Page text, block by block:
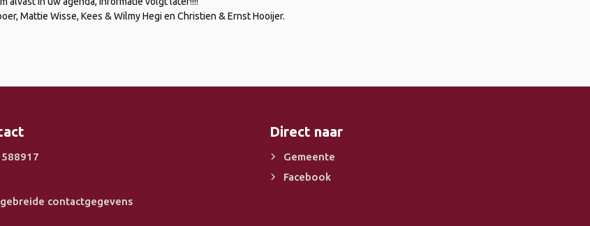
Mattie Wisse, Kees & Wilmy Hegi en Christien & Ernst Hooijer.
contactgegevens
Direct naar
Gemeente
Facebook